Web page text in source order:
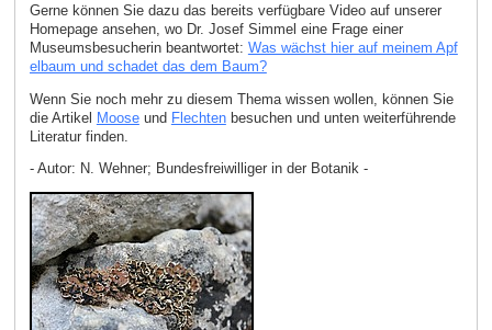
Gerne können Sie dazu das bereits verfügbare Video auf unserer
Homepage ansehen, wo Dr. Josef Simmel eine Frage einer
Museumsbesucherin beantwortet: Was wächst hier auf meinem Apf
elbaum und schadet das dem Baum?
Wenn Sie noch mehr zu diesem Thema wissen wollen, können Sie
die Artikel Mooseund Flechtenbesuchen und unten weiterführende
Literatur finden.
- Autor: N. Wehner; Bundesfreiwilliger in der Botanik -